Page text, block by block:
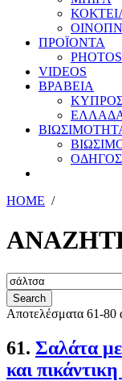
ΠΡΟΪΟΝΤΑ
PHOTOS
VIDEOS
ΒΡΑΒΕΙΑ
HOME /
Αποτελέσματα 61-80
61. Σαλάτα
και